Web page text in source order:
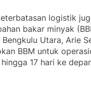
logistik
bakar minyak
Utara, Arie
BBM untuk
17 hari ke